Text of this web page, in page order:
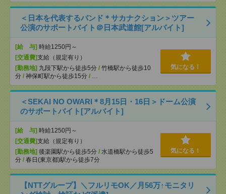
＜日本を代表するバンド＊サカナクション＞ツアー
公演のサポートバイト＠日本武道館[アルバイト]
[給 与] 時給1250円～
[交通費]支給（規定有り）
[勤務地] 九段下駅から徒歩5分 / 竹橋駅から徒歩10
分 / 神保町駅から徒歩15分 / …
気になる！
＜SEKAI NO OWARI＊8月15日・16日＞ドーム公演
のサポートバイト[アルバイト]
[給 与] 時給1250円～
[交通費]支給（規定有り）
[勤務地] 後楽園駅から徒歩5分 / 水道橋駅から徒歩5
分 / 春日(東京都)駅から徒歩7分
気になる！
【NTTグループ】＼フルリモOK／月56万↑モニタリ